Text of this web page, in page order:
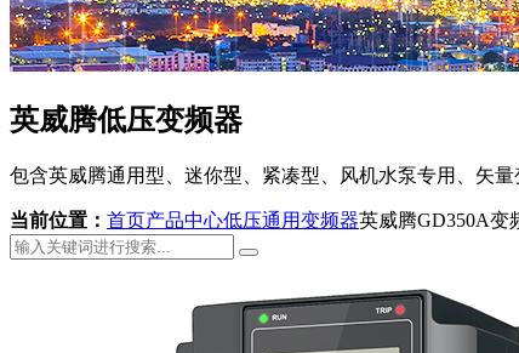
英威腾低压变频器
包含英威腾通用型、迷你型、紧凑型、风机水泵专用、矢量
当前位置： 首页产品中心低压通用变频器英威腾GD350A变